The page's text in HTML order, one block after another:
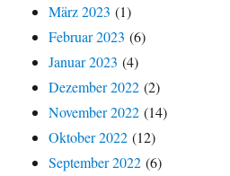
März 2023 (1)
Februar 2023 (6)
Januar 2023 (4)
Dezember 2022 (2)
November 2022 (14)
Oktober 2022 (12)
September 2022 (6)